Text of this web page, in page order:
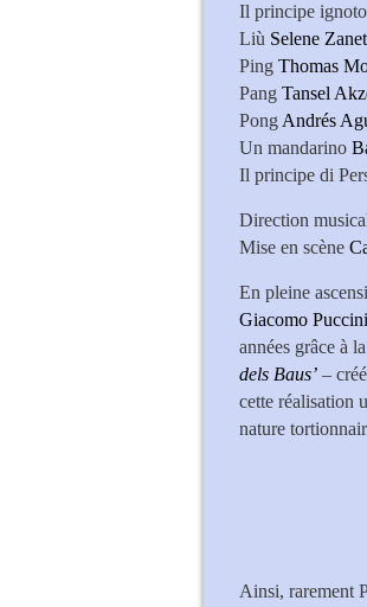
Il principe
Liù Selene
Ping Thomas
Pang Tansel
Pong Andrés
Un mandarino
Il principe di
Direction
Mise en scène
En pleine
Giacomo Puccini
années grâce à
dels Baus’ –
cette réalisation
nature
Ainsi, rarement